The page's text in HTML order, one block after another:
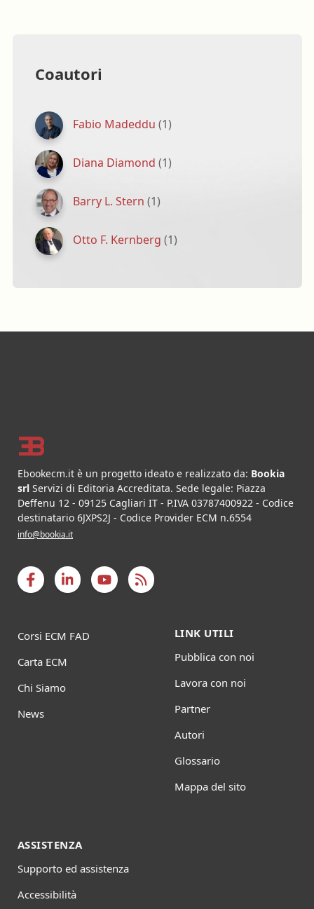
Coautori
Fabio Madeddu (1)
Diana Diamond (1)
Barry L. Stern (1)
Otto F. Kernberg (1)
Ebookecm.it è un progetto ideato e realizzato da: Bookia
srl Servizi di Editoria Accreditata. Sede legale: Piazza
Deffenu 12 - 09125 Cagliari IT - P.IVA 03787400922 - Codice
destinatario 6JXPS2J - Codice Provider ECM n.6554
info@bookia.it
Corsi ECM FAD
Carta ECM
Chi Siamo
News
LINK UTILI
Pubblica con noi
Lavora con noi
Partner
Autori
Glossario
Mappa del sito
ASSISTENZA
Supporto ed assistenza
Accessibilità